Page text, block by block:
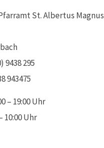
St. Albertus Magnus
9438 295
943475
– 19:00 Uhr
10:00 Uhr